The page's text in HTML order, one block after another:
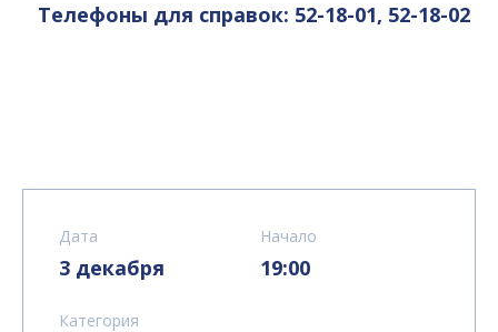
Телефоны для справок: 52-18-01, 52-18-02
Дата
3 декабря
Начало
19:00
Категория